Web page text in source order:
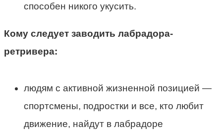
способен никого укусить.
Кому следует заводить лабрадора-
ретривера:
людям с активной жизненной позицией —
спортсмены, подростки и все, кто любит
движение, найдут в лабрадоре